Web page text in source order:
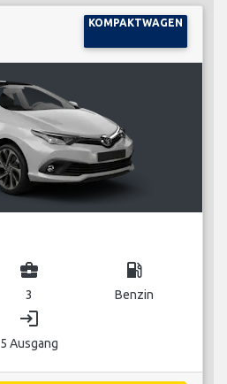
KOMPAKTWAGEN
business_center
3
local_gas_station
Benzin
login
5 Ausgang